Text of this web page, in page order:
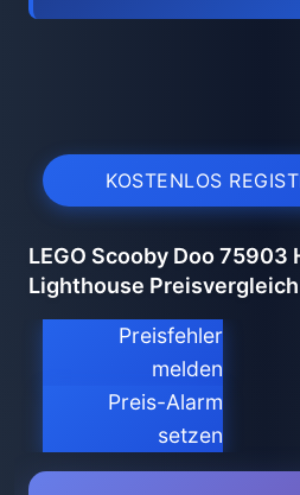
KOSTENLOS
LEGO Scooby Doo 75903
Lighthouse Preisvergleich
Preisfehler
melden
Preis-Alarm
setzen